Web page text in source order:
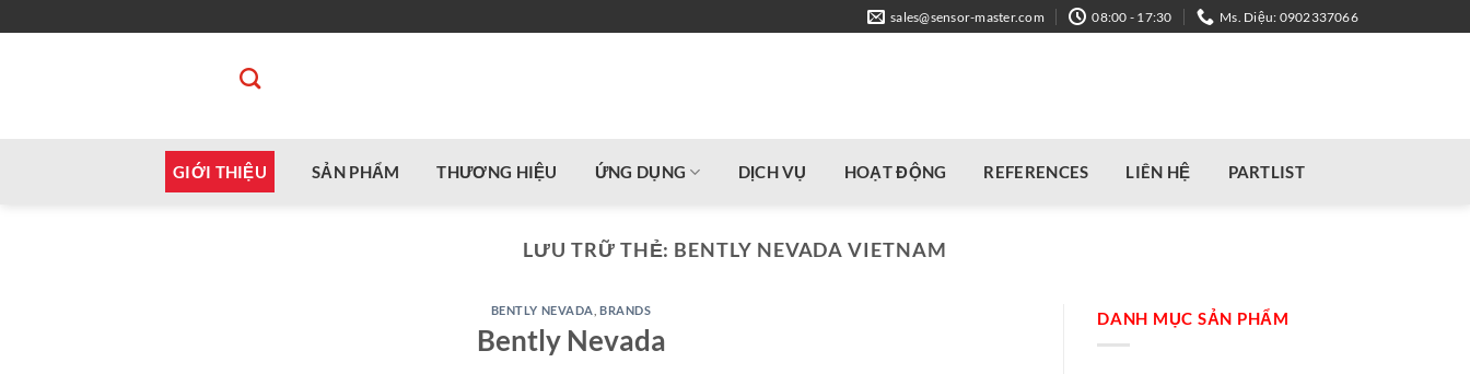
qua
sales@sensor-master.com 08:00 - 17:30 Ms. Diệu: 0902337066
GIỚI THIỆU SẢN PHẨM THƯƠNG HIỆU ỨNG DỤNG DỊCH VỤ HOẠT ĐỘNG REFERENCES LIÊN HỆ PARTLIST
LƯU TRỮ THẺ: BENTLY NEVADA VIETNAM
BENTLY NEVADA ,BRANDS
Bently Nevada
DANH MỤC SẢN PHẨM